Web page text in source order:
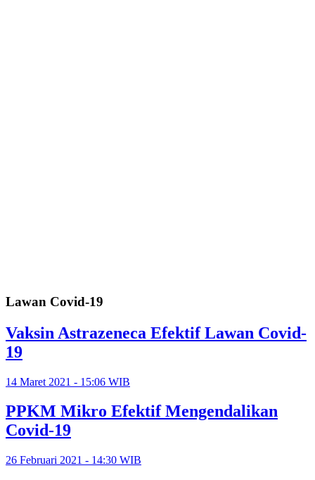
Lawan Covid-19
Vaksin Astrazeneca Efektif Lawan Covid-
19
14 Maret 2021 - 15:06 WIB
PPKM Mikro Efektif Mengendalikan
Covid-19
26 Februari 2021 - 14:30 WIB